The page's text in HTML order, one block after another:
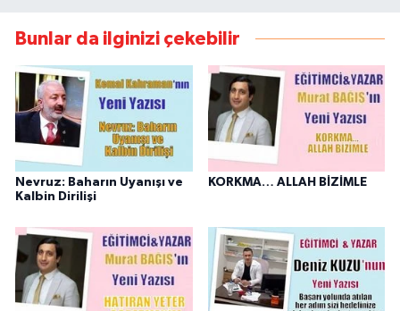
Bunlar da ilginizi çekebilir
Nevruz: Baharın Uyanışı ve
Kalbin Dirilişi
KORKMA… ALLAH BİZİMLE